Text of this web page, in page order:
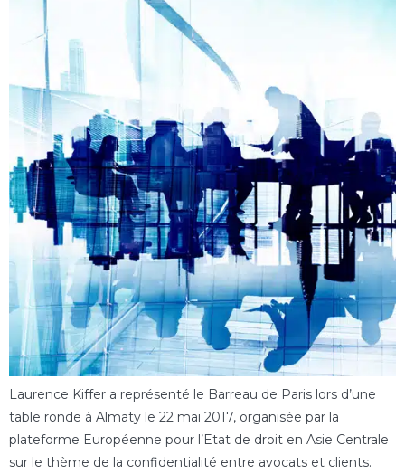
Laurence Kiffer a représenté le Barreau de Paris lors d’une
table ronde à Almaty le 22 mai 2017, organisée par la
plateforme Européenne pour l’Etat de droit en Asie Centrale
sur le thème de la confidentialité entre avocats et clients.